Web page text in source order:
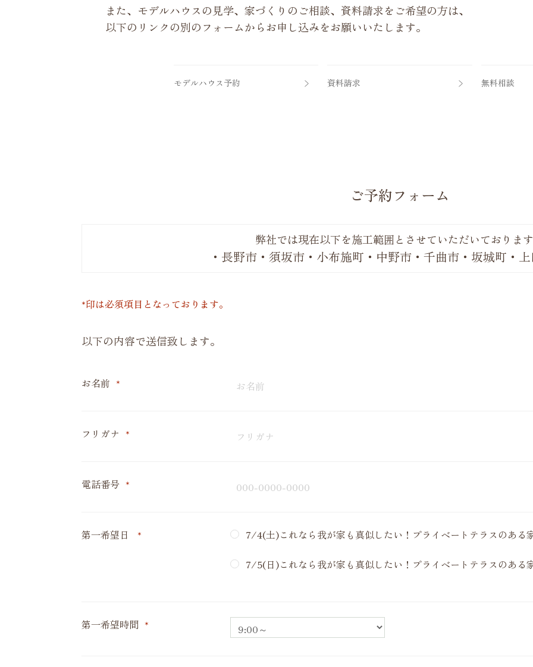
また、モデルハウスの見学、家づくりのご相談、資料請求をご希望の方は、
以下のリンクの別のフォームからお申し込みをお願いいたします。
モデルハウス予約 資料請求 無料相談
ご予約フォーム
弊社では現在以下を施工範囲とさせていただいております
・長野市・須坂市・小布施町・中野市・千曲市・坂城町・
*印は必須項目となっております。
以下の内容で送信致します。
お名前 *
フリガナ *
電話番号 *
第一希望日 * 7/4(土)これなら我が家も真似したい！プライベートテラスのある
7/5(日)これなら我が家も真似したい！プライベートテラスのある
第一希望時間 *